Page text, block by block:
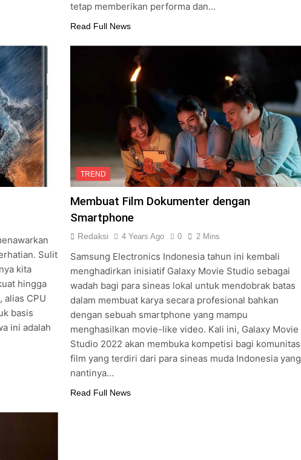
tetap memberikan performa dan…
Read Full News
Sulit
kita
hingga
alias CPU
basis
ini adalah
TREND
Membuat Film Dokumenter dengan
Smartphone
Redaksi 4 Years Ago 0 2 Mins
Samsung Electronics Indonesia tahun ini kembali
menghadirkan inisiatif Galaxy Movie Studio sebagai
wadah bagi para sineas lokal untuk mendobrak batas
dalam membuat karya secara profesional bahkan
dengan sebuah smartphone yang mampu
menghasilkan movie-like video. Kali ini, Galaxy Movie
Studio 2022 akan membuka kompetisi bagi komunitas
film yang terdiri dari para sineas muda Indonesia yang
nantinya…
Read Full News